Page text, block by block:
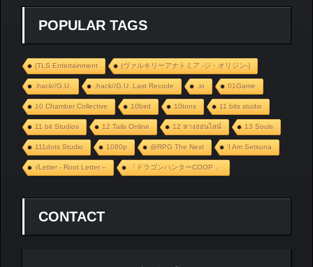
POPULAR TAGS
(TLS Entertainment (ヴァルキリーアナトミア ‐ジ・オリジン‐)
.hack//G.U. .hack//G.U. Last Recode .io 01Game
10 Chamber Collective 10bird 10tons 11 bits studio
11 bit Studios 12 Tails Online 12 หางออนไลน์ 13 Souls
111dots Studio 1080p @RPG The Next ‘I Am Setsuna
√Letter - Root Letter – 「ドラゴンハンターCOOP 」
CONTACT